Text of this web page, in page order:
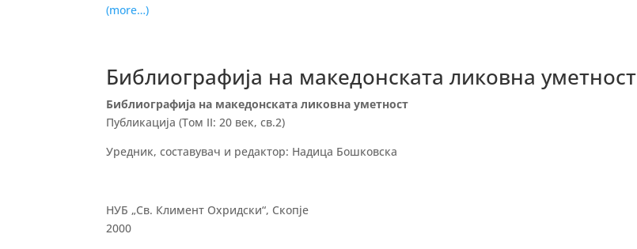
(more…)
Библиографија на македонската ликовна уметност
Библиографија на македонската ликовна уметност
Публикација (Том II: 20 век, св.2)
Уредник, составувач и редактор: Надица Бошковска
НУБ „Св. Климент Охридски“, Скопје
2000